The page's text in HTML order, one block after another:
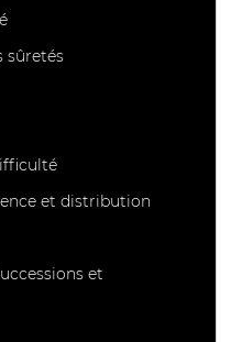
sûretés
et distribution
et